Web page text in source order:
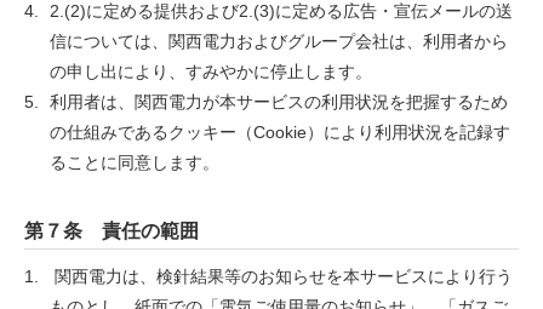
2.(2)に定める提供および2.(3)に定める広告・宣伝メールの送
信については、関西電力およびグループ会社は、利用者から
の申し出により、すみやかに停止します。
利用者は、関西電力が本サービスの利用状況を把握するため
の仕組みであるクッキー（Cookie）により利用状況を記録す
ることに同意します。
第７条 責任の範囲
関西電力は、検針結果等のお知らせを本サービスにより行う